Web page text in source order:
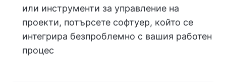
или инструменти за управление на
проекти, потърсете софтуер, който се
интегрира безпроблемно с вашия работен
процес